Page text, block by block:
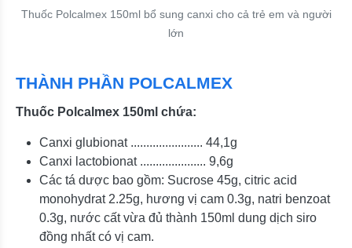
Thuốc Polcalmex 150ml bổ sung canxi cho cả trẻ em và người
lớn
THÀNH PHẦN POLCALMEX
Thuốc Polcalmex 150ml chứa:
Canxi glubionat ....................... 44,1g
Canxi lactobionat ..................... 9,6g
Các tá dược bao gồm: Sucrose 45g, citric acid
monohydrat 2.25g, hương vị cam 0.3g, natri benzoat
0.3g, nước cất vừa đủ thành 150ml dung dịch siro
đồng nhất có vị cam.